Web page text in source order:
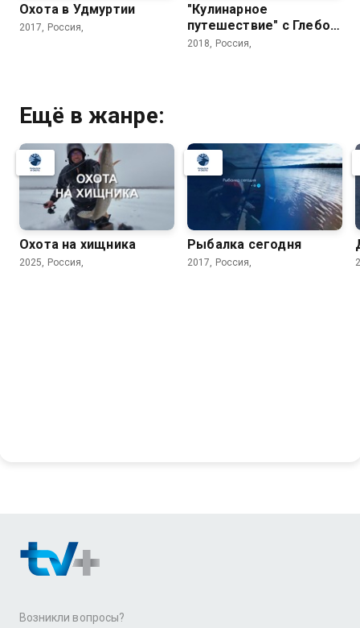
Охота в Удмуртии
2017, Россия,
"Кулинарное
путешествие" с Глебом
Астафьевым
2018, Россия,
Ещё в жанре:
Охота на хищника
2025, Россия,
Рыбалка сегодня
2017, Россия,
Возникли вопросы?